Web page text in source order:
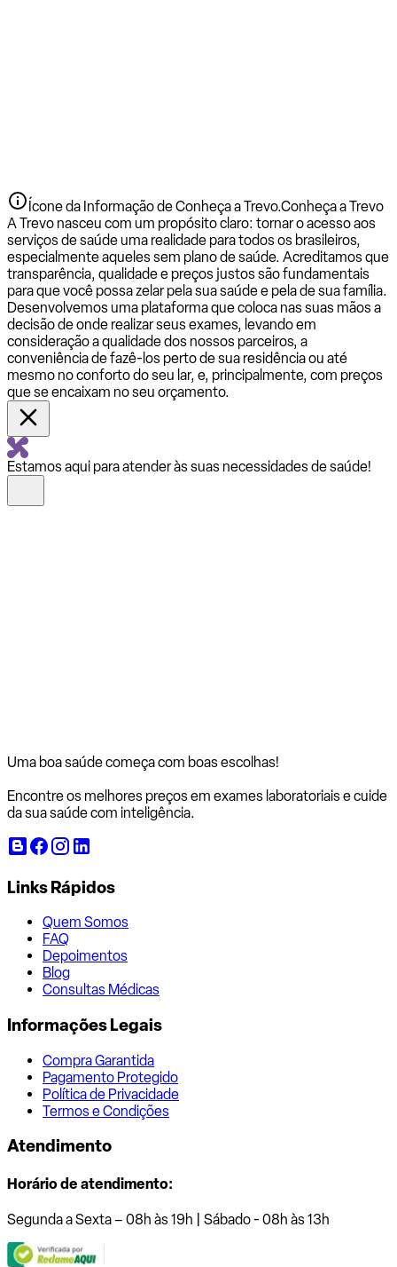
Ícone da Informação de Conheça a Trevo.Conheça a Trevo
A Trevo nasceu com um propósito claro: tornar o acesso aos
serviços de saúde uma realidade para todos os brasileiros,
especialmente aqueles sem plano de saúde. Acreditamos que
transparência, qualidade e preços justos são fundamentais
para que você possa zelar pela sua saúde e pela de sua família.
Desenvolvemos uma plataforma que coloca nas suas mãos a
decisão de onde realizar seus exames, levando em
consideração a qualidade dos nossos parceiros, a
conveniência de fazê-los perto de sua residência ou até
mesmo no conforto do seu lar, e, principalmente, com preços
que se encaixam no seu orçamento.
Estamos aqui para atender às suas necessidades de saúde!
Uma boa saúde começa com boas escolhas!
Encontre os melhores preços em exames laboratoriais e cuide
da sua saúde com inteligência.
Links Rápidos
Quem Somos
FAQ
Depoimentos
Blog
Consultas Médicas
Informações Legais
Compra Garantida
Pagamento Protegido
Política de Privacidade
Termos e Condições
Atendimento
Horário de atendimento:
Segunda a Sexta – 08h às 19h | Sábado - 08h às 13h